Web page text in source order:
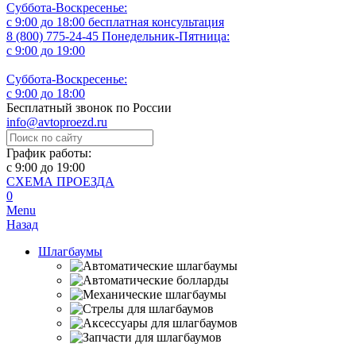
Суббота-Воскресенье:
с 9:00 до 18:00 бесплатная консультация
8 (800) 775-24-45 Понедельник-Пятница:
с 9:00 до 19:00
Суббота-Воскресенье:
с 9:00 до 18:00
Бесплатный звонок по России
info@avtoproezd.ru
График работы:
с 9:00 до 19:00
СХЕМА ПРОЕЗДА
0
Menu
Назад
Шлагбаумы